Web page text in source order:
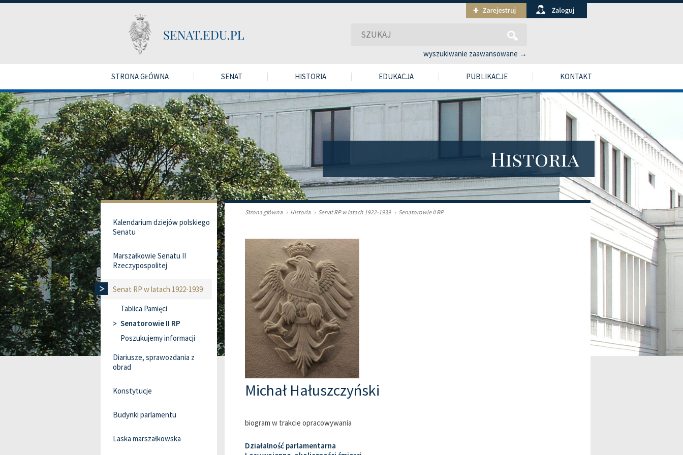
wyszukiwanie zaawansowane →
STRONA GŁÓWNA SENAT HISTORIA EDUKACJA PUBLIKACJE KONTAKT
Historia
Strona główna › Historia › Senat RP w latach 1922-1939 › Senatorowie II RP
Michał Hałuszczyński
biogram w trakcie opracowywania
Działalność parlamentarna
Kalendarium dziejów polskiego
Senatu
Marszałkowie Senatu II
Rzeczypospolitej
Senat RP w latach 1922-1939
Tablica Pamięci
Senatorowie II RP
Poszukujemy informacji
Diariusze, sprawozdania z
obrad
Konstytucje
Budynki parlamentu
Laska marszałkowska